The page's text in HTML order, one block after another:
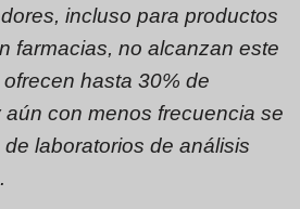
incluso para productos
farmacias, no alcanzan este
hasta 30% de
con menos frecuencia se
laboratorios de análisis